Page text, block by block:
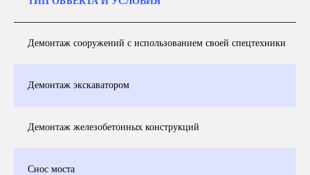
Демонтаж сооружений с использованием своей спецтехники
Демонтаж экскаватором
Демонтаж железобетонных конструкций
Снос моста